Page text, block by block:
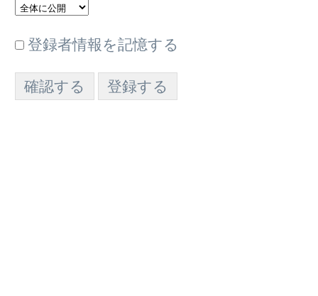
登録者情報を記憶する